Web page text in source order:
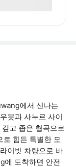
에서 신나는
붓과 사누르 사이
고 좁은 협곡으로
로 힘든 특별한 모
이빗 차량으로 바
에 도착하면 안전